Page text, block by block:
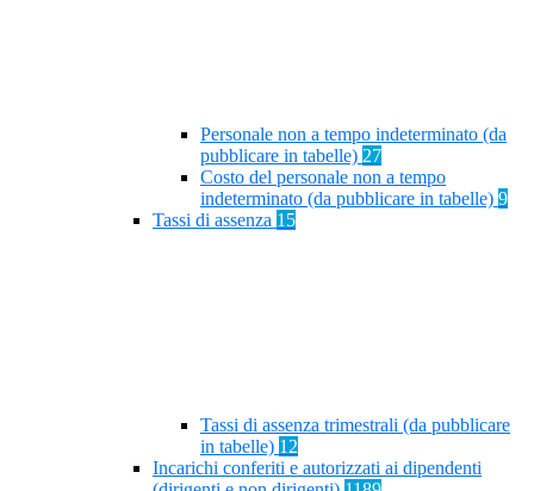
Personale non a tempo indeterminato (da
pubblicare in tabelle) 27
Costo del personale non a tempo
indeterminato (da pubblicare in tabelle) 9
Tassi di assenza 15
Tassi di assenza trimestrali (da pubblicare
in tabelle) 12
Incarichi conferiti e autorizzati ai dipendenti